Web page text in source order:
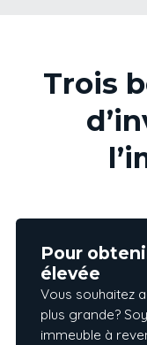
Trois
Pour
élevée
Vous souhaitez
plus grande?
immeuble à